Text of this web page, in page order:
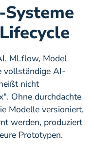
Systeme
MLflow, Model
vollständige AI-
nicht
Ohne durchdachte
Modelle versioniert,
werden, produziert
Prototypen.